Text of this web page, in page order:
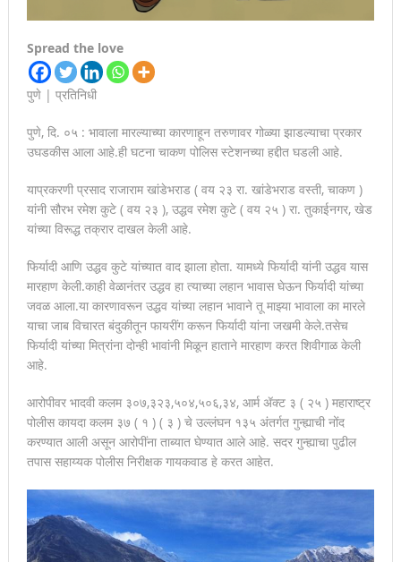
Spread the love
पुणे | प्रतिनिधी
पुणे, दि. ०५ : भावाला मारल्याच्या कारणाहून तरुणावर गोळ्या झाडल्याचा प्रकार
उघडकीस आला आहे.ही घटना चाकण पोलिस स्टेशनच्या हद्दीत घडली आहे.
याप्रकरणी प्रसाद राजाराम खांडेभराड ( वय २३ रा. खांडेभराड वस्ती, चाकण )
यांनी सौरभ रमेश कुटे ( वय २३ ), उद्धव रमेश कुटे ( वय २५ ) रा. तुकाईनगर, खेड
यांच्या विरूद्ध तक्रार दाखल केली आहे.
फिर्यादी आणि उद्धव कुटे यांच्यात वाद झाला होता. यामध्ये फिर्यादी यांनी उद्धव यास
मारहाण केली.काही वेळानंतर उद्धव हा त्याच्या लहान भावास घेऊन फिर्यादी यांच्या
जवळ आला.या कारणावरून उद्धव यांच्या लहान भावाने तू माझ्या भावाला का मारले
याचा जाब विचारत बंदुकीतून फायरींग करून फिर्यादी यांना जखमी केले.तसेच
फिर्यादी यांच्या मित्रांना दोन्ही भावांनी मिळून हाताने मारहाण करत शिवीगाळ केली
आहे.
आरोपीवर भादवी कलम ३०७,३२३,५०४,५०६,३४, आर्म ॲक्ट ३ ( २५ ) महाराष्ट्र
पोलीस कायदा कलम ३७ ( १ ) ( ३ ) चे उल्लंघन १३५ अंतर्गत गुन्ह्याची नोंद
करण्यात आली असून आरोपींना ताब्यात घेण्यात आले आहे. सदर गुन्ह्याचा पुढील
तपास सहाय्यक पोलीस निरीक्षक गायकवाड हे करत आहेत.